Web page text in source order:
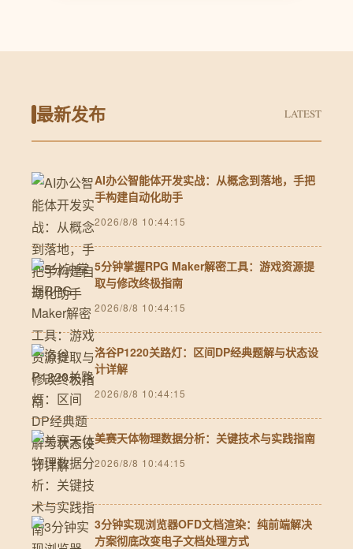
最新发布 LATEST
AI办公智能体开发实战：从概念到落地，手把
手构建自动化助手
2026/8/8 10:44:15
5分钟掌握RPG Maker解密工具：游戏资源提
取与修改终极指南
2026/8/8 10:44:15
洛谷P1220关路灯：区间DP经典题解与状态设
计详解
2026/8/8 10:44:15
美赛天体物理数据分析：关键技术与实践指南
2026/8/8 10:44:15
3分钟实现浏览器OFD文档渲染：纯前端解决
方案彻底改变电子文档处理方式